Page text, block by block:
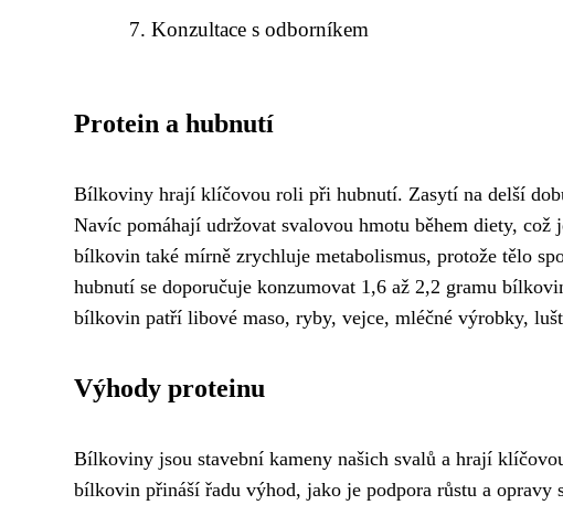
Konzultace s odborníkem
Protein a hubnutí
Bílkoviny hrají klíčovou roli při hubnutí. Zasytí na delší
Navíc pomáhají udržovat svalovou hmotu během diety,
bílkovin také mírně zrychluje metabolismus, protože tělo
hubnutí se doporučuje konzumovat 1,6 až 2,2 gramu
bílkovin patří libové maso, ryby, vejce, mléčné výrobky,
Výhody proteinu
Bílkoviny jsou stavební kameny našich svalů a hrají
bílkovin přináší řadu výhod, jako je podpora růstu a opravy